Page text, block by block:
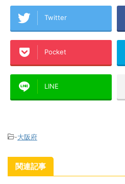
Twitter
Pocket
LINE
-大阪府
関連記事